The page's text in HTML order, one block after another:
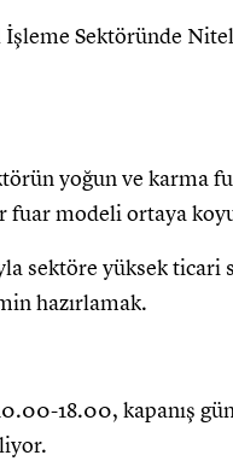
yoğun ve karma
modeli ortaya
sektöre yüksek ticari
hazırlamak.
18.00, kapanış